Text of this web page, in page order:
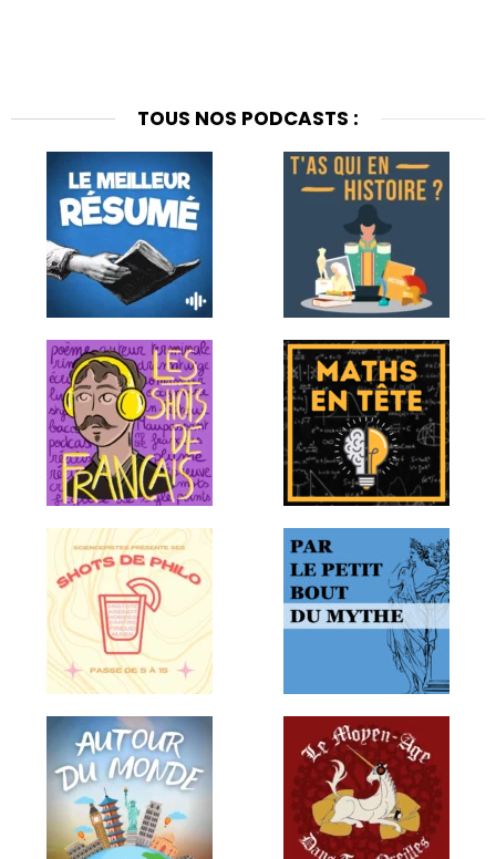
TOUS NOS PODCASTS :